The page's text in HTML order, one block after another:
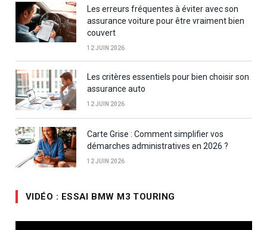
Les erreurs fréquentes à éviter avec son
assurance voiture pour être vraiment bien
couvert
12 JUIN 2026
Les critères essentiels pour bien choisir son
assurance auto
12 JUIN 2026
Carte Grise : Comment simplifier vos
démarches administratives en 2026 ?
12 JUIN 2026
VIDÉO : ESSAI BMW M3 TOURING